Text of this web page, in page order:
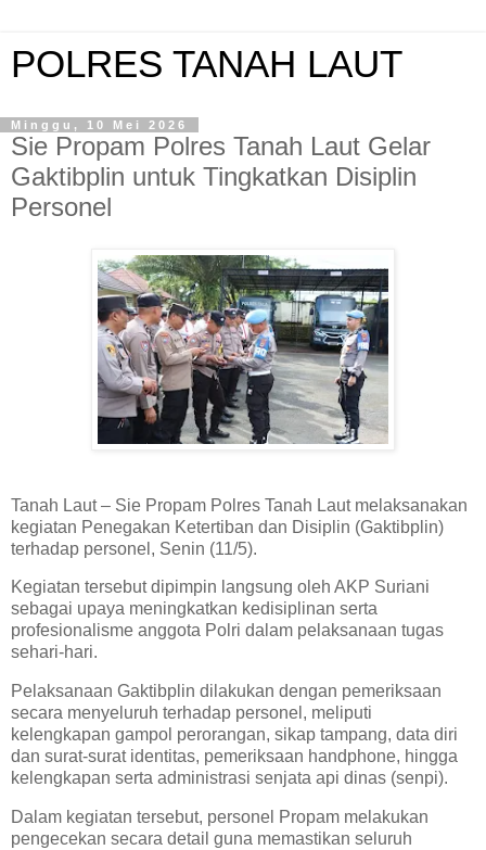
POLRES TANAH LAUT
Minggu, 10 Mei 2026
Sie Propam Polres Tanah Laut Gelar
Gaktibplin untuk Tingkatkan Disiplin
Personel
Tanah Laut – Sie Propam Polres Tanah Laut melaksanakan
kegiatan Penegakan Ketertiban dan Disiplin (Gaktibplin)
terhadap personel, Senin (11/5).
Kegiatan tersebut dipimpin langsung oleh AKP Suriani
sebagai upaya meningkatkan kedisiplinan serta
profesionalisme anggota Polri dalam pelaksanaan tugas
sehari-hari.
Pelaksanaan Gaktibplin dilakukan dengan pemeriksaan
secara menyeluruh terhadap personel, meliputi
kelengkapan gampol perorangan, sikap tampang, data diri
dan surat-surat identitas, pemeriksaan handphone, hingga
kelengkapan serta administrasi senjata api dinas (senpi).
Dalam kegiatan tersebut, personel Propam melakukan
pengecekan secara detail guna memastikan seluruh